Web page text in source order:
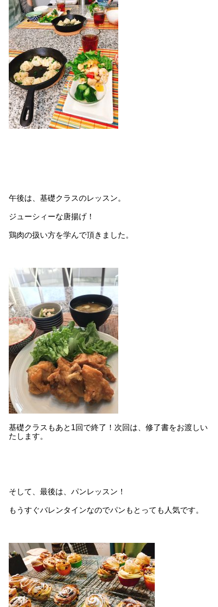
午後は、基礎クラスのレッスン。
ジューシィーな唐揚げ！
鶏肉の扱い方を学んで頂きました。
基礎クラスもあと1回で終了！次回は、修了書をお渡しい
たします。
そして、最後は、パンレッスン！
もうすぐバレンタインなのでパンもとっても人気です。